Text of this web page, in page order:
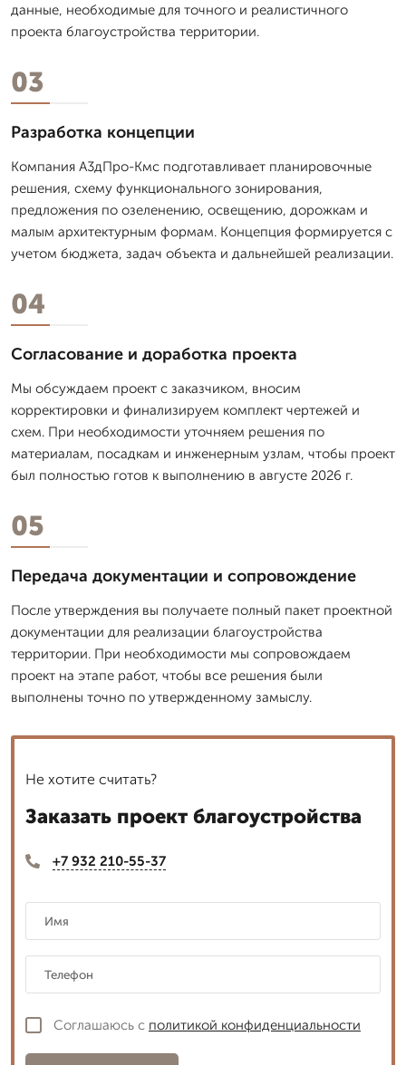
данные, необходимые для точного и реалистичного
проекта благоустройства территории.
03
Разработка концепции
Компания А3дПро-Кмс подготавливает планировочные
решения, схему функционального зонирования,
предложения по озеленению, освещению, дорожкам и
малым архитектурным формам. Концепция формируется с
учетом бюджета, задач объекта и дальнейшей реализации.
04
Согласование и доработка проекта
Мы обсуждаем проект с заказчиком, вносим
корректировки и финализируем комплект чертежей и
схем. При необходимости уточняем решения по
материалам, посадкам и инженерным узлам, чтобы проект
был полностью готов к выполнению в августе 2026 г.
05
Передача документации и сопровождение
После утверждения вы получаете полный пакет проектной
документации для реализации благоустройства
территории. При необходимости мы сопровождаем
проект на этапе работ, чтобы все решения были
выполнены точно по утвержденному замыслу.
Не хотите считать?
Заказать проект благоустройства
+7 932 210-55-37
Соглашаюсь с политикой конфиденциальности